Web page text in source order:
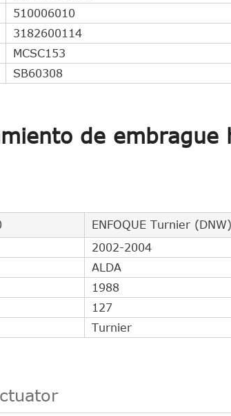
510006010
3182600114
MCSC153
SB60308
de embrague
ENFOQUE Turnier
2002-2004
ALDA
1988
127
Turnier